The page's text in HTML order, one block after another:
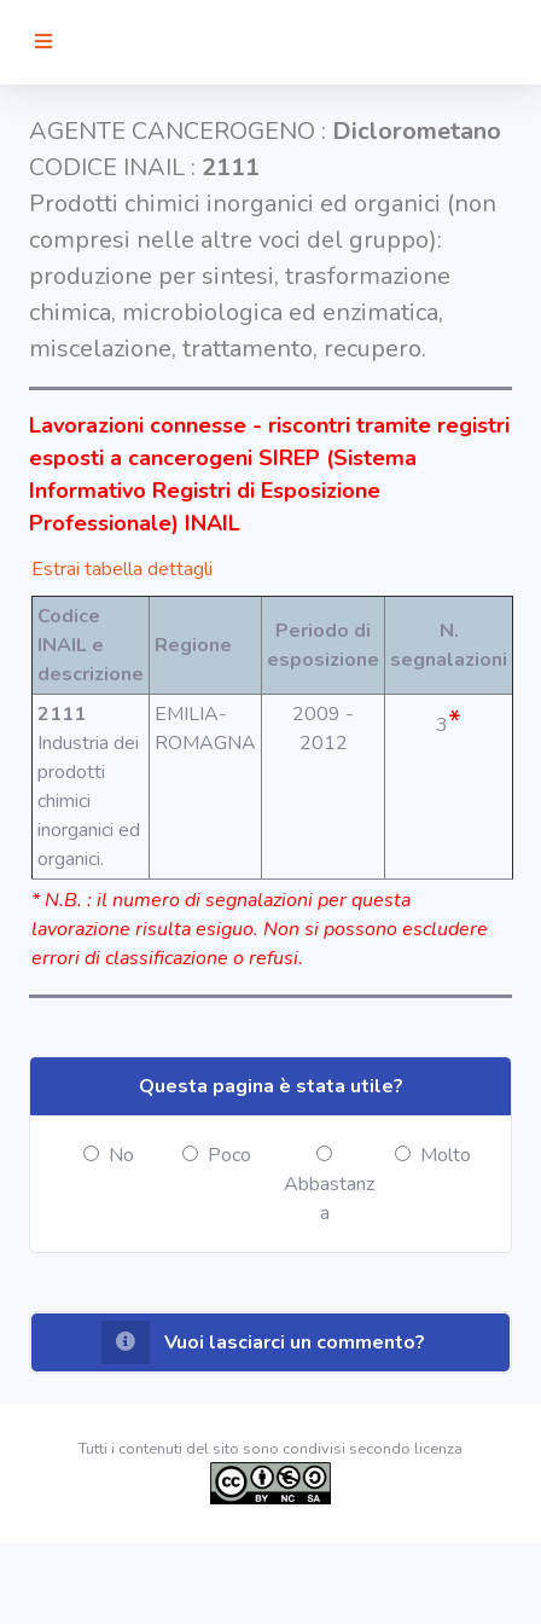
Agenti
Lavorazioni
bersaglio
Visualizza
rilevati in
azienda
area riservata
Torna alla
Home
AGENTE CANCEROGENO : Diclorometano
CODICE INAIL : 2111
Prodotti chimici inorganici ed organici (non
compresi nelle altre voci del gruppo):
produzione per sintesi, trasformazione
chimica, microbiologica ed enzimatica,
miscelazione, trattamento, recupero.
Lavorazioni connesse - riscontri tramite registri
esposti a cancerogeni SIREP (Sistema
Informativo Registri di Esposizione
Professionale) INAIL
Estrai tabella dettagli
Codice
INAIL e
descrizione
Regione
Periodo di
esposizione
N.
segnalazioni
2111
Industria dei
prodotti
chimici
inorganici ed
organici.
EMILIA-
ROMAGNA
2009 -
2012
3*
* N.B. : il numero di segnalazioni per questa
lavorazione risulta esiguo. Non si possono escludere
errori di classificazione o refusi.
Questa pagina è stata utile?
No
Poco
Abbastanz
a
Molto
Vuoi lasciarci un commento?
Tutti i contenuti del sito sono condivisi secondo licenza